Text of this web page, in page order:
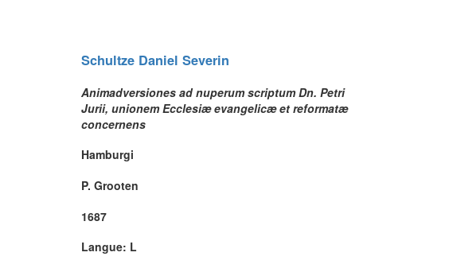
Schultze Daniel Severin
Animadversiones ad nuperum scriptum Dn. Petri
Jurii, unionem Ecclesiæ evangelicæ et reformatæ
concernens
Hamburgi
P. Grooten
1687
Langue: L